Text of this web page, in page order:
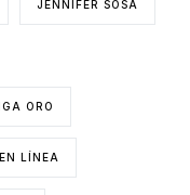
JENNIFER SOSA
ORO
LÍNEA